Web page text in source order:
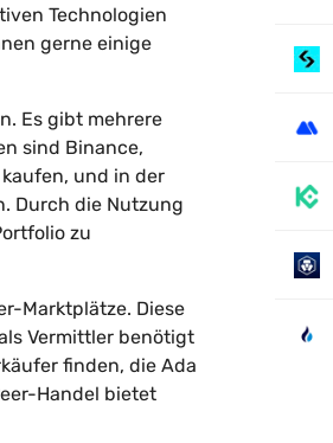
Technologien
gerne einige
Es gibt mehrere
sind Binance,
und in der
Durch die Nutzung
zu
Marktplätze. Diese
Vermittler benötigt
finden, die Ada
Handel bietet